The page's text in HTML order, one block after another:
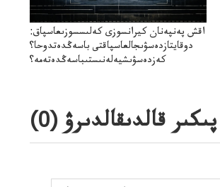
اقش پەنپەنان كيرانسوزى كەلىسسوزىعاسپاق:
دوقايتازدەسۋىجالعاسپاقتى باسەڭدەتدوحا؟
كەزدەسۋىشيەلەنىستىباسەڭدەتەمە؟
پىكىر قالدىقالدىرۋ (0
)